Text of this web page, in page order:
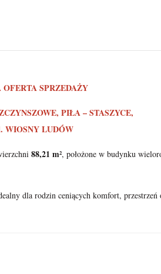
OFERTA SPRZEDAŻY
PIŁA – STASZYCE,
WIOSNY LUDÓW
88,21 m², położone w budynku
dla rodzin ceniących komfort, przestrzeń